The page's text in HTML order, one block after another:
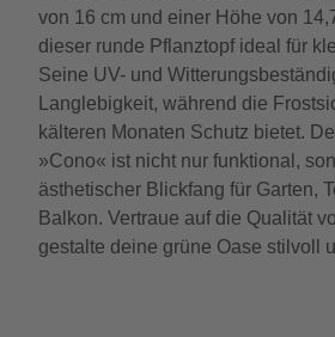
von 16 cm und einer Höhe von
dieser runde Pflanztopf ideal für
Seine UV- und
Langlebigkeit, während die
kälteren Monaten Schutz bietet.
»Cono« ist nicht nur funktional,
ästhetischer Blickfang für Garten,
Balkon. Vertraue auf die Qualität
gestalte deine grüne Oase stilvoll